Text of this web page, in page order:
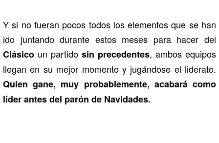
Y si no fueran pocos todos los elementos que se han
ido juntando durante estos meses para hacer del
Clásico un partido sin precedentes, ambos equipos
llegan en su mejor momento y jugándose el liderato.
Quien gane, muy probablemente, acabará como
líder antes del parón de Navidades.